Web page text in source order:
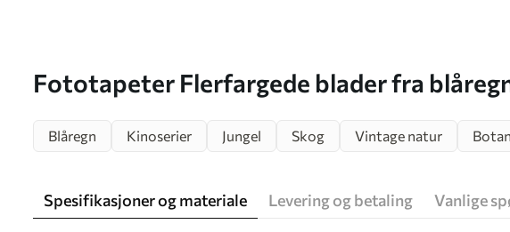
Fototapeter Flerfargede blader fra
Blåregn
Kinoserier Jungel Skog Vintage natur
Spesifikasjoner og materiale Levering og betaling Vanlige